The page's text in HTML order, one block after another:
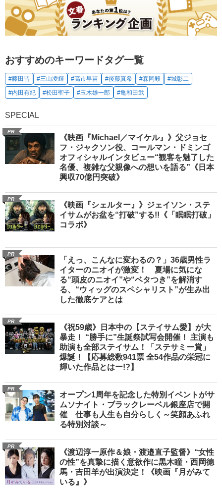
おすすめのキーワードタグ一覧
#藤田晋 #三山凌輝 #高市早苗 #後藤真希 #森岡毅
#城彰二
#内田有紀
#松田聖子 #玉木雄一郎 #亀和田武
SPECIAL
PR
《映画『Michael／マイケル』》父ジョセ
フ・ジャクソン役、コールマン・ドミンゴ
オフィシャルインタビュー“観客を魅了した
名優、複雑な父親像への想いを語る”《日本
興収70億円突破》
PR
《映画『シェルター』》ジェイソン・ステ
イサムがお盆を“打破”する!!《「眠眠打破」
コラボ》
PR
「えっ、こんなに変わるの？」36歳男性ラ
イターのニオイが激変！ 夏場に気にな
る“頭皮のニオイ”や“ベタつき”を解消す
る、“ウィッグのスペシャリスト”が生み出
した徹底ケアとは
PR
《祝59歳》日本中の【ステイサム愛】が大
暴走！ “勝手に”生誕祭試写会開催！ 主演も
助演も全部ステイサム！「ステサミー賞」
爆誕！【応募総数941票 全54作品の栄冠に
輝いた作品とはー!?】
PR
オープン1周年を記念した特別イベントがサ
ムソナイト・ブラックレーベル銀座店で開
催 仕事も人生も自分らしく～笑顔あふれ
る特別対談～
PR
《渡辺淳一原作＆娘・渡邉直子監督》“女性
の性”を真摯に描く意欲作に黒木瞳・西岡德
馬・吉田羊が出演決定！《映画『月がみて
いる』》